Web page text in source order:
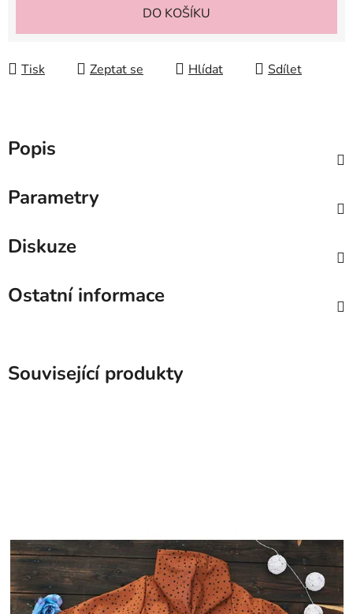
DO KOŠÍKU
Tisk Zeptat se Hlídat Sdílet
Popis
Parametry
Diskuze
Ostatní informace
Související produkty